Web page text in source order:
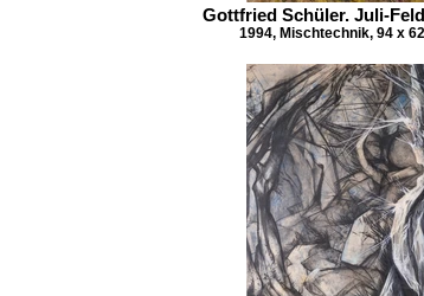
Gottfried Schüler. Juli-
1994, Mischtechnik, 94 x